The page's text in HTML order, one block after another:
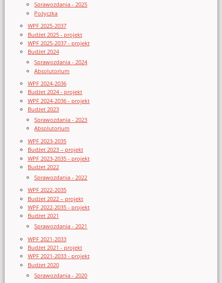
Sprawozdania - 2025
Pożyczka
WPF 2025-2037
Budżet 2025 - projekt
WPF 2025-2037 - projekt
Budżet 2024
Sprawozdania - 2024
Absolutorium
WPF 2024-2036
Budżet 2024 - projekt
WPF 2024-2036 - projekt
Budżet 2023
Sprawozdania - 2023
Absolutorium
WPF 2023-2035
Budżet 2023 – projekt
WPF 2023-2035 - projekt
Budżet 2022
Sprawozdania - 2022
WPF 2022-2035
Budżet 2022 – projekt
WPF 2022-2035 - projekt
Budżet 2021
Sprawozdania - 2021
WPF 2021-2033
Budżet 2021 - projekt
WPF 2021-2033 - projekt
Budżet 2020
Sprawozdania - 2020